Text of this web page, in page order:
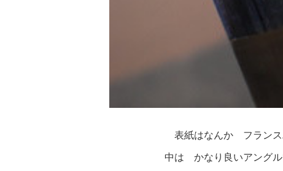
表紙はなんか フランス
中は かなり良いアング